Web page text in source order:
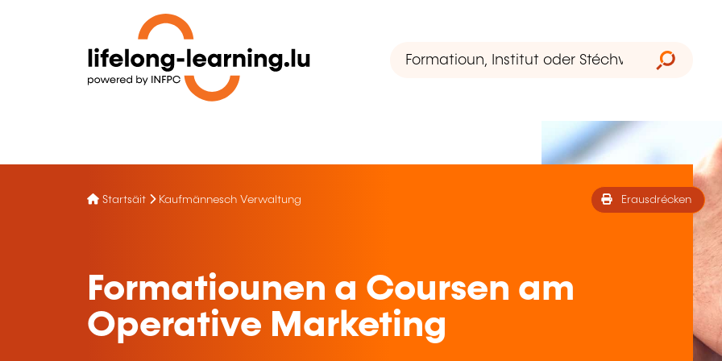
Startsäit Kaufmännesch Verwaltung Erausdrécken
Formatiounen a Coursen am
Operative Marketing